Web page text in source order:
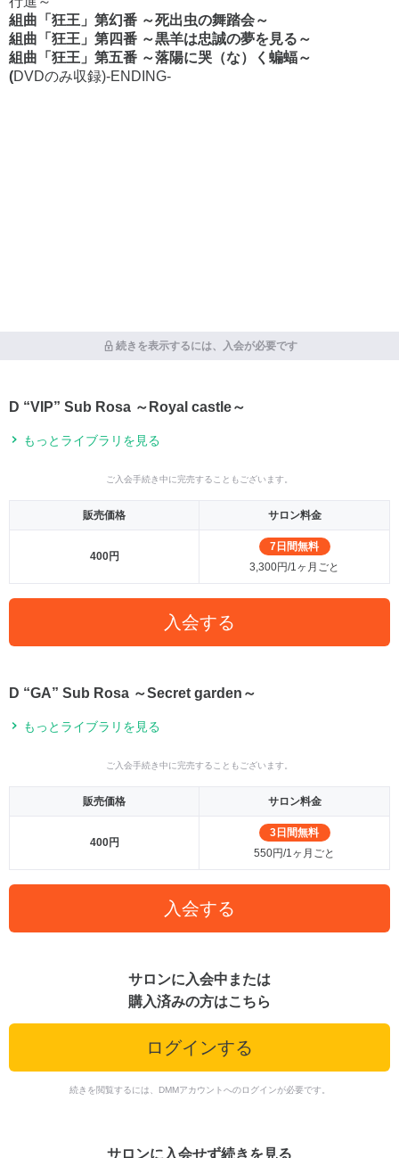
組曲「狂王」第幻番 ～死出虫の舞踏会～
組曲「狂王」第四番 ～黒羊は忠誠の夢を見る～
組曲「狂王」第五番 ～落陽に哭（な）く蝙蝠～
(DVDのみ収録)-ENDING-
続きを表示するには、入会が必要です
D “VIP” Sub Rosa ～Royal castle～
もっとライブラリを見る
ご入会手続き中に完売することもございます。
販売価格 サロン料金
400円
7日間無料
3,300円/1ヶ月ごと
入会する
D “GA” Sub Rosa ～Secret garden～
もっとライブラリを見る
ご入会手続き中に完売することもございます。
販売価格 サロン料金
400円
3日間無料
550円/1ヶ月ごと
入会する
サロンに入会中または
購入済みの方はこちら
ログインする
続きを閲覧するには、DMMアカウントへのログインが必要です。
サロンに入会せず続きを見る